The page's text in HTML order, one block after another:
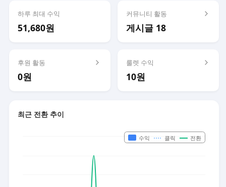
하루 최대 수익
51,680원
커뮤니티 활동
게시글 18
후원 활동
0원
룰렛 수익
10원
최근 전환 추이